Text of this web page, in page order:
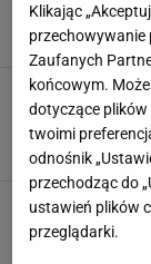
Białko
Sól
Więcej
Błonnik
NAJWYŻEJ
Klikając
przechowywanie
Zaufanych
końcowym.
dotyczące plików
twoimi
odnośnik
przechodząc do
ustawień plików
przeglądarki.